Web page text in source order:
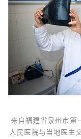
来自福建省泉州市第
人民医院与当地医生